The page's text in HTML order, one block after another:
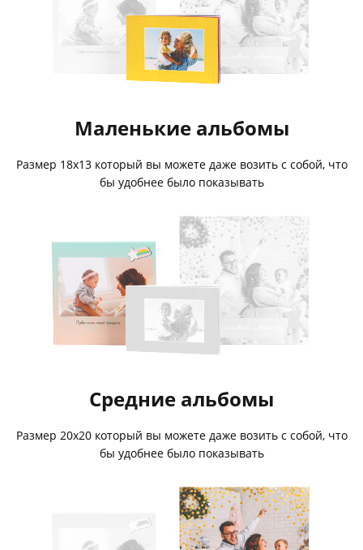
Маленькие альбомы
Размер 18х13 который вы можете даже возить с собой, что
бы удобнее было показывать
Средние альбомы
Размер 20х20 который вы можете даже возить с собой, что
бы удобнее было показывать